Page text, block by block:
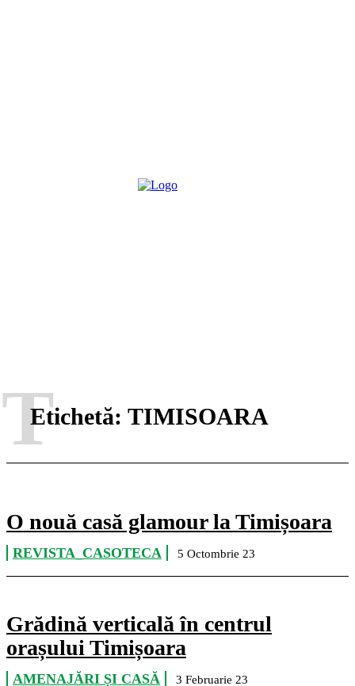
Etichetă: TIMISOARA
T
O nouă casă glamour la Timișoara
REVISTA_CASOTECA 5 Octombrie 23
Grădină verticală în centrul
orașului Timișoara
AMENAJĂRI ȘI CASĂ 3 Februarie 23